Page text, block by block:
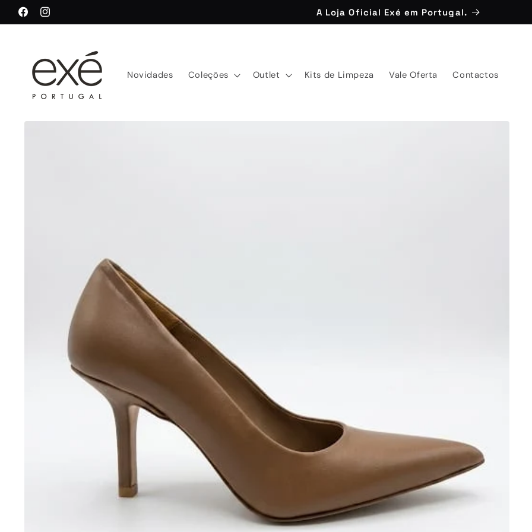
para o
conteúdo
FacebookInstagram
A Loja Oficial Exé em Portugal.
Novidades Coleções Outlet Kits de Limpeza Vale Oferta Contactos
Saltar para